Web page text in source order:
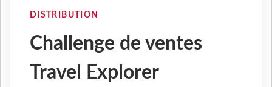
DISTRIBUTION
Challenge de ventes
Travel Explorer